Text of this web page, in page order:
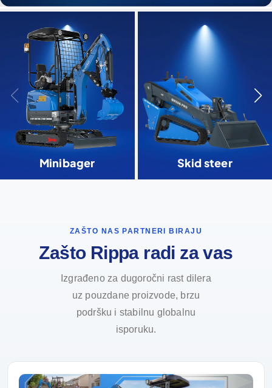
Minibager Skid steer
ZAŠTO NAS PARTNERI BIRAJU
Zašto Rippa radi za vas
Izgrađeno za dugoročni rast dilera
uz pouzdane proizvode, brzu
podršku i stabilnu globalnu
isporuku.